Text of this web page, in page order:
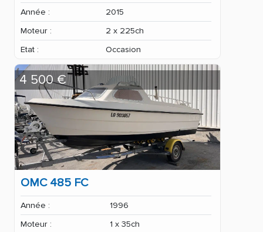
Année :
2015
Moteur :
2 x 225ch
Etat :
Occasion
OMC 485 FC
Année :
1996
Moteur :
1 x 35ch
4 500 €